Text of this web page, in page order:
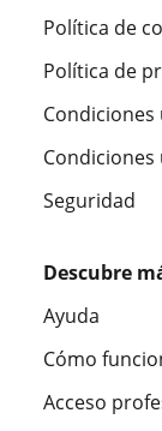
Política de
Política de
Seguridad
Descubre
Ayuda
Cómo
Acceso